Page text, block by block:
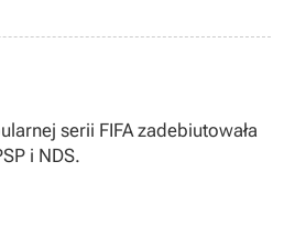
serii FIFA zadebiutowała
i NDS.